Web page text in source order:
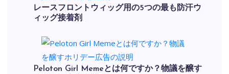
レースフロントウィッグ用の5つの最も防汗ウ
ィッグ接着剤
Peloton Girl Memeとは何ですか？物議を醸す